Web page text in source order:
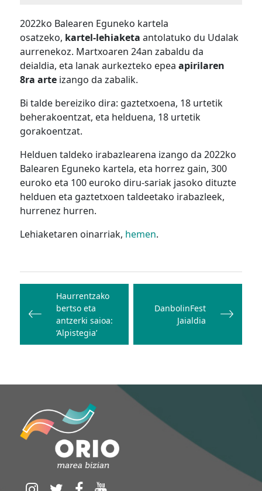
2022ko Balearen Eguneko kartela
osatzeko, kartel-lehiaketa antolatuko du Udalak
aurrenekoz. Martxoaren 24an zabaldu da
deialdia, eta lanak aurkezteko epeaapirilaren
8ra arte izango da zabalik.
Bi talde bereiziko dira: gaztetxoena, 18 urtetik
beherakoentzat, eta helduena, 18 urtetik
gorakoentzat.
Helduen taldeko irabazlearena izango da 2022ko
Balearen Eguneko kartela, eta horrez gain, 300
euroko eta 100 euroko diru-sariak jasoko dituzte
helduen eta gaztetxoen taldeetako irabazleek,
hurrenez hurren.
Lehiaketaren oinarriak, hemen.
Bidalketetan
zehar
nabigatu
Haurrentzako
bertso eta
antzerki saioa:
‘Alpistegia’
DanbolinFest
Jaialdia